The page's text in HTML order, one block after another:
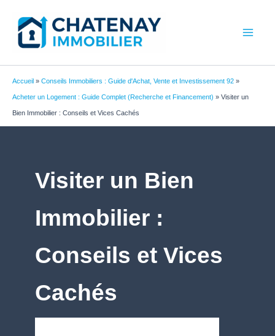
contenu
Accueil » Conseils Immobiliers : Guide d'Achat, Vente et Investissement 92 »
Acheter un Logement : Guide Complet (Recherche et Financement) » Visiter un
Bien Immobilier : Conseils et Vices Cachés
Visiter un Bien
Immobilier :
Conseils et Vices
Cachés